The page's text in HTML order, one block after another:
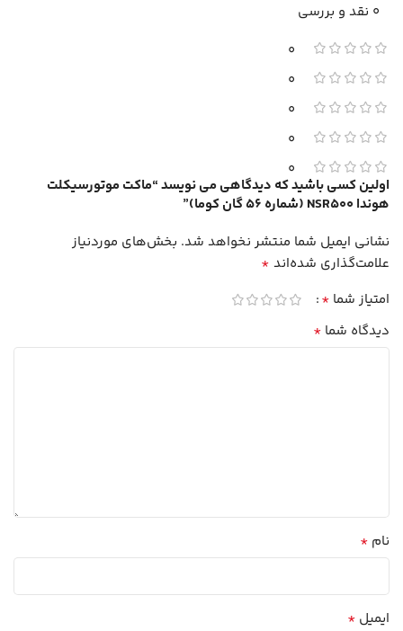
0 نقد و بررسی
0
0
0
0
0
اولین کسی باشید که دیدگاهی می نویسد “ماکت موتورسیکلت
هوندا NSR500 (شماره 56 گان کوما)”
نشانی ایمیل شما منتشر نخواهد شد. بخش‌های موردنیاز
علامت‌گذاری شده‌اند *
امتیاز شما *
دیدگاه شما *
نام *
ایمیل *